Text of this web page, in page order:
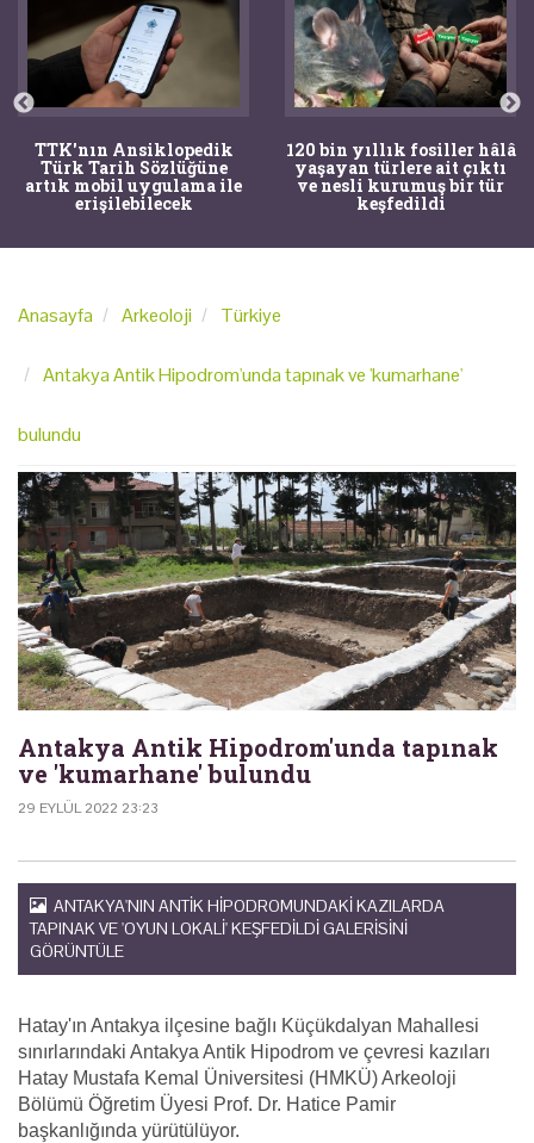
TTK'nın Ansiklopedik
Türk Tarih Sözlüğüne
artık mobil uygulama ile
erişilebilecek
120 bin yıllık fosiller hâlâ
yaşayan türlere ait çıktı
ve nesli kurumuş bir tür
keşfedildi
Anasayfa Arkeoloji Türkiye
Antakya Antik Hipodrom'unda tapınak ve 'kumarhane'
bulundu
Antakya Antik Hipodrom'unda tapınak
ve 'kumarhane' bulundu
29 EYLÜL 2022 23:23
ANTAKYA'NIN ANTIK HIPODROMUNDAKI KAZILARDA
TAPINAK VE 'OYUN LOKALI' KEŞFEDILDI GALERISINI
GÖRÜNTÜLE
Hatay'ın Antakya ilçesine bağlı Küçükdalyan Mahallesi
sınırlarındaki Antakya Antik Hipodrom ve çevresi kazıları
Hatay Mustafa Kemal Üniversitesi (HMKÜ) Arkeoloji
Bölümü Öğretim Üyesi Prof. Dr. Hatice Pamir
başkanlığında yürütülüyor.